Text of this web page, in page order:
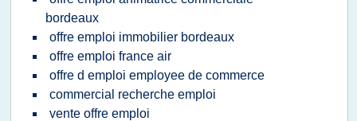
bordeaux
offre emploi immobilier bordeaux
offre emploi france air
offre d emploi employee de commerce
commercial recherche emploi
vente offre emploi